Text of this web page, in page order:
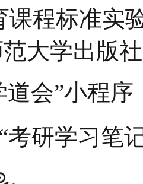
课程标准实
大学出版
会”小程序
考研学习笔